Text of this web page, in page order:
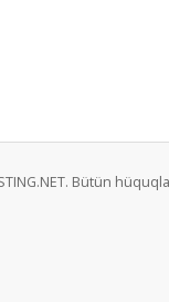
Bütün